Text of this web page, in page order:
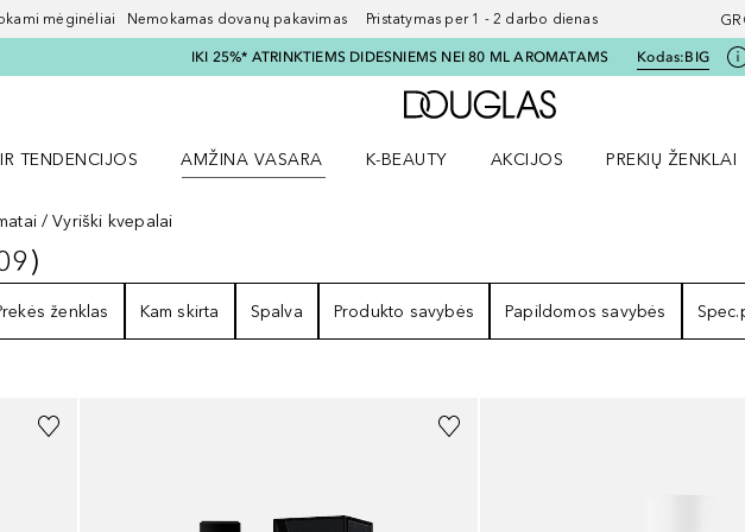
mėginėliai Nemokamas dovanų pakavimas Pristatymas per 1 - 2 darbo dienas
IKI 25%* ATRINKTIEMS DIDESNIEMS NEI 80 ML AROMATAMS Kodas:BIG
Į Douglas pagrindinį
TENDENCIJOS
IR TENDENCIJOS meniu
AMŽINA VASARA
Atidaryti Amžina vasara meniu
K-BEAUTY
AKCIJOS
PREKIŲ ŽENKLAI
Vyriški kvepalai
REZULTATAI
)
ženklas Kam skirta Spalva Produkto savybės Papildomos savybės